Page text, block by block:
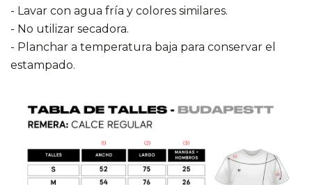
- Lavar con agua fría y colores similares.
- No utilizar secadora.
- Planchar a temperatura baja para conservar el
estampado.